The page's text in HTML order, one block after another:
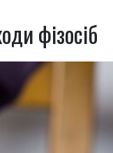
фізосіб